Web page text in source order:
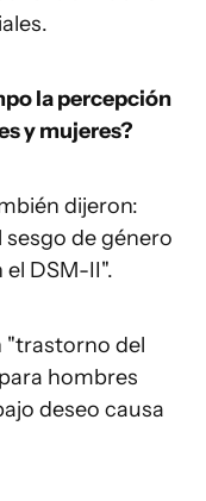
la percepción
y mujeres?
dijeron:
de género
el DSM-II".
"trastorno del
hombres
deseo causa